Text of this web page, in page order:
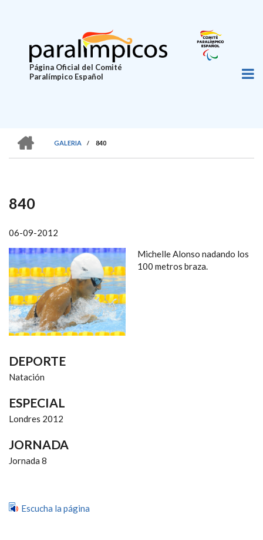
principal
Página Oficial del Comité
Paralímpico Español
SOBRESCRIBIR
DE
AYUDA
A
LA
NAVEGACIÓN
GALERIA
/ 840
840
06-09-2012
Michelle Alonso nadando los
100 metros braza.
DEPORTE
Natación
ESPECIAL
Londres 2012
JORNADA
Jornada 8
Escucha la página